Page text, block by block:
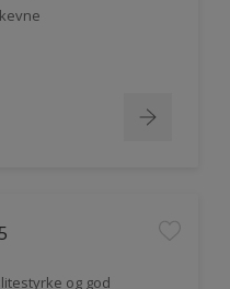
og god